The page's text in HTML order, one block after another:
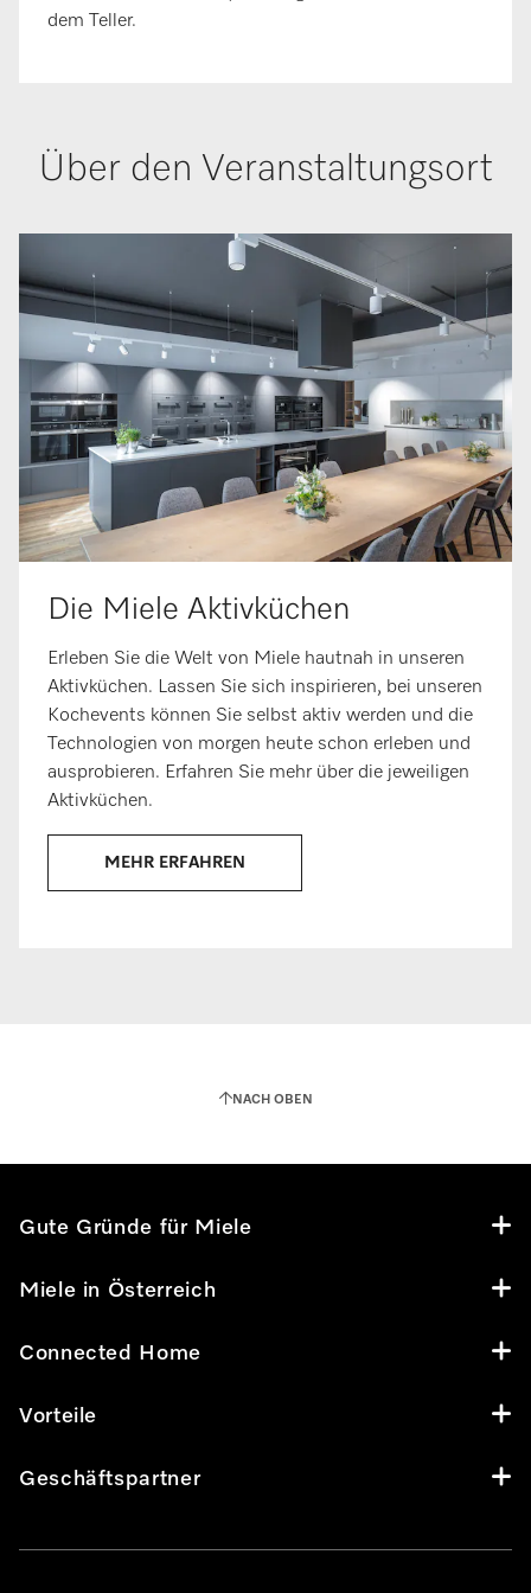
dem Teller.
Über den Veranstaltungsort
Die Miele Aktivküchen
Erleben Sie die Welt von Miele hautnah in unseren
Aktivküchen. Lassen Sie sich inspirieren, bei unseren
Kochevents können Sie selbst aktiv werden und die
Technologien von morgen heute schon erleben und
ausprobieren. Erfahren Sie mehr über die jeweiligen
Aktivküchen.
MEHR ERFAHREN
NACH OBEN
Gute Gründe für Miele
Miele in Österreich
Connected Home
Vorteile
Geschäftspartner